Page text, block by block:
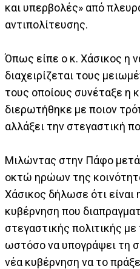
και υπερβολές» από
αντιπολίτευσης.
Όπως είπε ο κ. Χάσικος η
διαχειρίζεται τους
τους οποίους συνέταξε η
διερωτήθηκε με ποιον
αλλάξει την στεγαστική
Μιλώντας στην Πάφο
οκτώ ηρώων της
Χάσικος δήλωσε ότι είναι
κυβέρνηση που
στεγαστικής πολιτικής
ωστόσο να υπογράψει τη
νέα κυβέρνηση να το